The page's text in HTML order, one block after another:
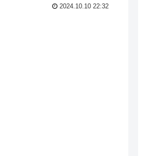
2024.10.10 22:32